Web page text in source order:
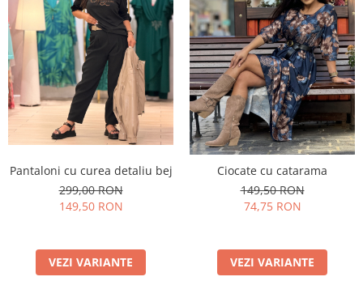
Pantaloni cu curea detaliu bej
299,00 RON
149,50 RON
VEZI VARIANTE
Ciocate cu catarama
149,50 RON
74,75 RON
VEZI VARIANTE